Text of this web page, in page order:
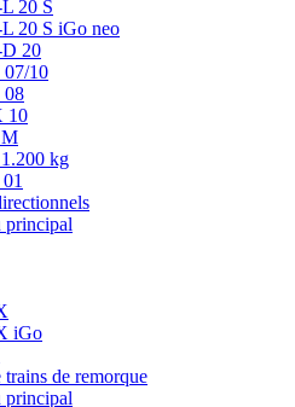
20 S
20 S iGo neo
20
10
10
kg
principal
iGo
trains de remorque
principal